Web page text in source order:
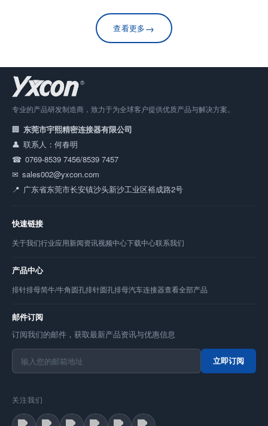
查看更多→
专业的产品研发制造商，致力于为全球客户提供优质产品与解决方案。
东莞市宇熙精密连接器有限公司
联系人：何春明
0769-8539 7456/8539 7457
sales002@yxcon.com
广东省东莞市长安镇沙头新沙工业区裕成路2号
快速链接
关于我们行业应用新闻资讯视频中心下载中心联系我们
产品中心
排针排母简牛/牛角圆孔排针圆孔排母汽车连接器查看全部产品
邮件订阅
订阅我们的邮件，获取最新产品资讯与优惠信息
立即订阅
关注我们